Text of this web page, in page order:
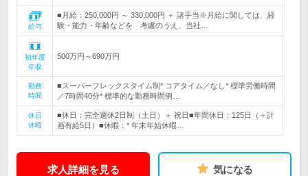
給与
■月給：250,000円 ～ 330,000円 ＋ 諸手当※月給に関しては、経
験・能力・年齢などを 考慮のうえ、当社…
初年度
年収
500万円～690万円
勤務
時間
■スーパーフレックスタイム制* コアタイム／なし* 標準労働時間
／7時間40分* 標準的な勤務時間例…
休日
休暇
■休日：完全週休2日制（土日）＋ 祝日■年間休日：125日（＋計
画有給5日）■休暇：* 年末年始休暇…
求人詳細を見る 気になる